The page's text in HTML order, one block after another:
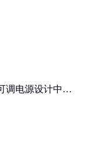
调电源设计中的